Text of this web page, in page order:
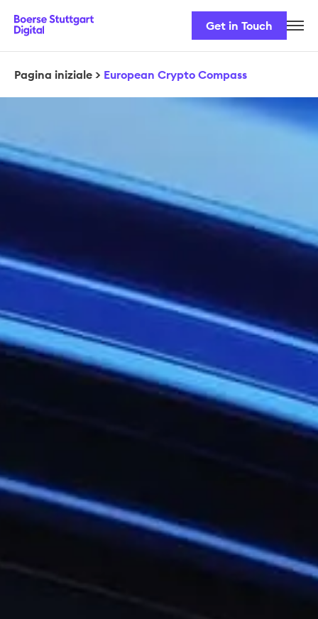
Get in Touch
Il nostro team
Soluzioni
Sicurezza e normative
Pagina iniziale > European Crypto Compass